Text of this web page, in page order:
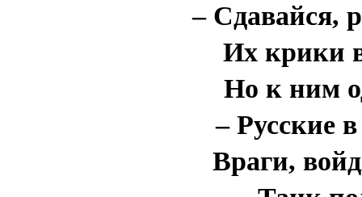
– Сдавайся,
Их крики
Но к ним
– Русские
Враги,